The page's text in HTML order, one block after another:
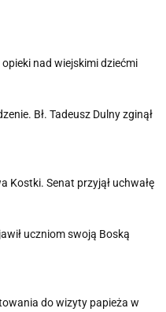
nad wiejskimi dziećmi
Bł. Tadeusz Dulny zginął
Kostki. Senat przyjął uchwałę
uczniom swoją Boską
do wizyty papieża w